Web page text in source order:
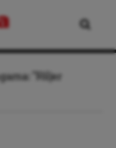
”Följer